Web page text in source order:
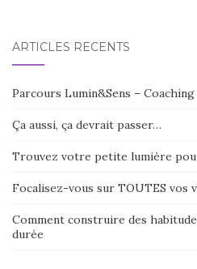
ARTICLES RÉCENTS
Parcours Lumin&Sens –
Ça aussi, ça devrait passer…
Trouvez votre petite lumière
Focalisez-vous sur TOUTES vos
Comment construire des
durée